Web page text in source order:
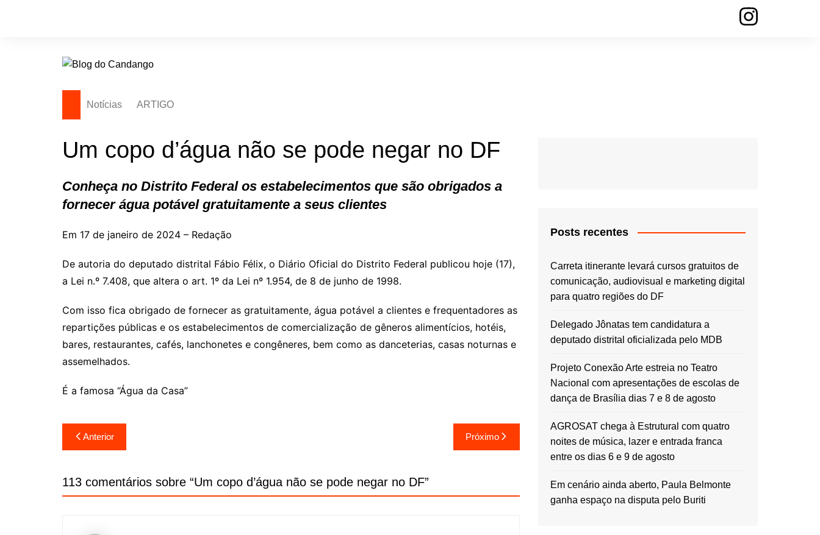
Notícias ARTIGO
Um copo d’água não se pode negar no DF
Conheça no Distrito Federal os estabelecimentos que são obrigados a
fornecer água potável gratuitamente a seus clientes
Em 17 de janeiro de 2024 – Redação
De autoria do deputado distrital Fábio Félix, o Diário Oficial do Distrito Federal publicou hoje (17),
a Lei n.º 7.408, que altera o art. 1º da Lei nº 1.954, de 8 de junho de 1998.
Com isso fica obrigado de fornecer as gratuitamente, água potável a clientes e frequentadores as
repartições públicas e os estabelecimentos de comercialização de gêneros alimentícios, hotéis,
bares, restaurantes, cafés, lanchonetes e congêneres, bem como as danceterias, casas noturnas e
assemelhados.
É a famosa “Água da Casa”
Navegação
de
Post
Anterior Próximo
113 comentários sobre “Um copo d’água não se pode negar no DF”
Posts recentes
Carreta itinerante levará cursos gratuitos de
comunicação, audiovisual e marketing digital
para quatro regiões do DF
Delegado Jônatas tem candidatura a
deputado distrital oficializada pelo MDB
Projeto Conexão Arte estreia no Teatro
Nacional com apresentações de escolas de
dança de Brasília dias 7 e 8 de agosto
AGROSAT chega à Estrutural com quatro
noites de música, lazer e entrada franca
entre os dias 6 e 9 de agosto
Em cenário ainda aberto, Paula Belmonte
ganha espaço na disputa pelo Buriti